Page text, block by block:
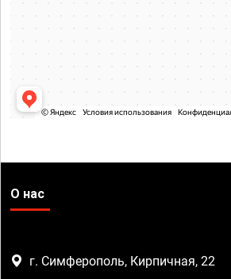
О нас
г. Симферополь, Кирпичная, 22